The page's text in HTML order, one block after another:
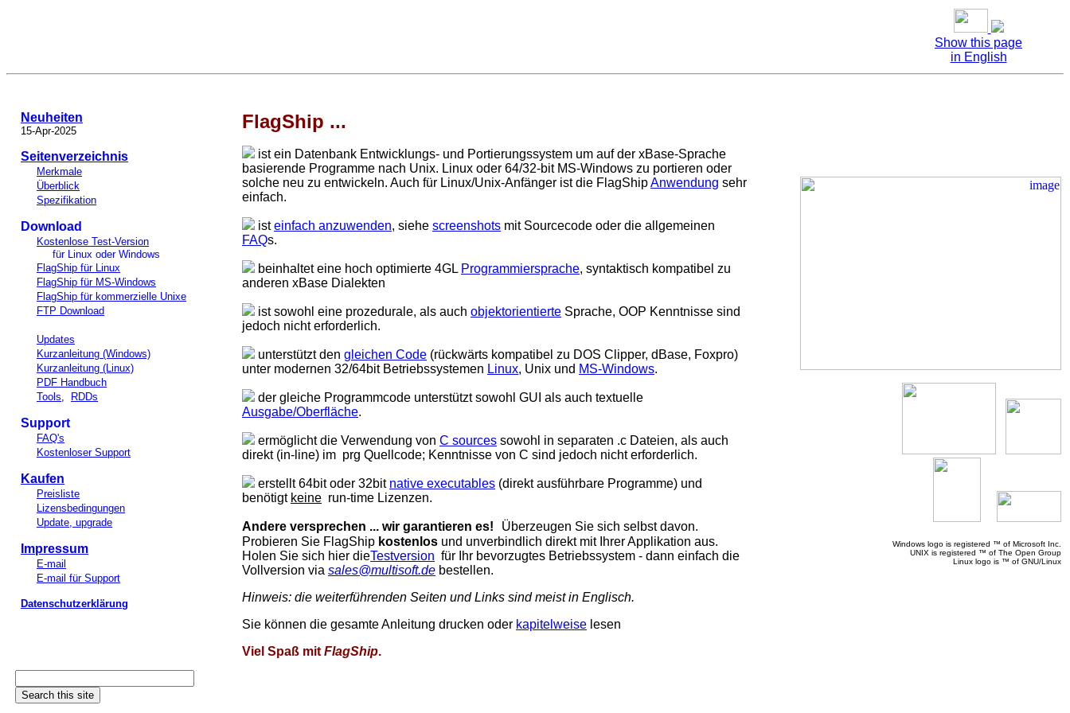
Show this page
in English
Neuheiten
15-Apr-2025
Seitenverzeichnis
Merkmale
Überblick
Spezifikation
Download
Kostenlose Test-Version
für Linux oder Windows
FlagShip für Linux
FlagShip für MS-Windows
FlagShip für kommerzielle Unixe
FTP Download
Updates
Kurzanleitung (Windows)
Kurzanleitung (Linux)
PDF Handbuch
Tools, RDDs
Support
FAQ's
Kostenloser Support
Kaufen
Preisliste
Lizensbedingungen
Update, upgrade
Impressum
E-mail
E-mail für Support
Datenschutzerklärung
FlagShip ...
ist ein Datenbank Entwicklungs- und Portierungssystem um auf der xBase-Sprache
basierende Programme nach Unix. Linux oder 64/32-bit MS-Windows zu portieren oder
solche neu zu entwickeln. Auch für Linux/Unix-Anfänger ist die FlagShipAnwendung sehr
einfach.
isteinfach anzuwenden, siehe screenshots mit Sourcecode oder die allgemeinen
FAQs.
beinhaltet eine hoch optimierte 4GL Programmiersprache, syntaktisch kompatibel zu
anderen xBase Dialekten
ist sowohl eine prozedurale, als auch objektorientierte Sprache, OOP Kenntnisse sind
jedoch nicht erforderlich.
unterstützt den gleichen Code (rückwärts kompatibel zu DOS Clipper, dBase, Foxpro)
unter modernen 32/64bit Betriebssystemen Linux, Unix und MS-Windows.
der gleiche Programmcode unterstützt sowohl GUI als auch textuelle
Ausgabe/Oberfläche.
ermöglicht die Verwendung von C sources sowohl in separaten .c Dateien, als auch
direkt (in-line) im prg Quellcode; Kenntnisse von C sind jedoch nicht erforderlich.
erstellt 64bit oder 32bit native executables (direkt ausführbare Programme) und
benötigt keine run-time Lizenzen.
Andere versprechen ... wir garantieren es! Überzeugen Sie sich selbst davon.
Probieren Sie FlagShip kostenlos und unverbindlich direkt mit Ihrer Applikation aus.
Holen Sie sich hier dieTestversion für Ihr bevorzugtes Betriebssystem - dann einfach die
Vollversion via sales@multisoft.de bestellen.
Hinweis: die weiterführenden Seiten und Links sind meist in Englisch.
Sie können die gesamte Anleitung drucken oder kapitelweise lesen
Viel Spaß mit FlagShip.
Windows logo is registered ™ of Microsoft Inc.
UNIX is registered ™ of The Open Group
Linux logo is ™ of GNU/Linux